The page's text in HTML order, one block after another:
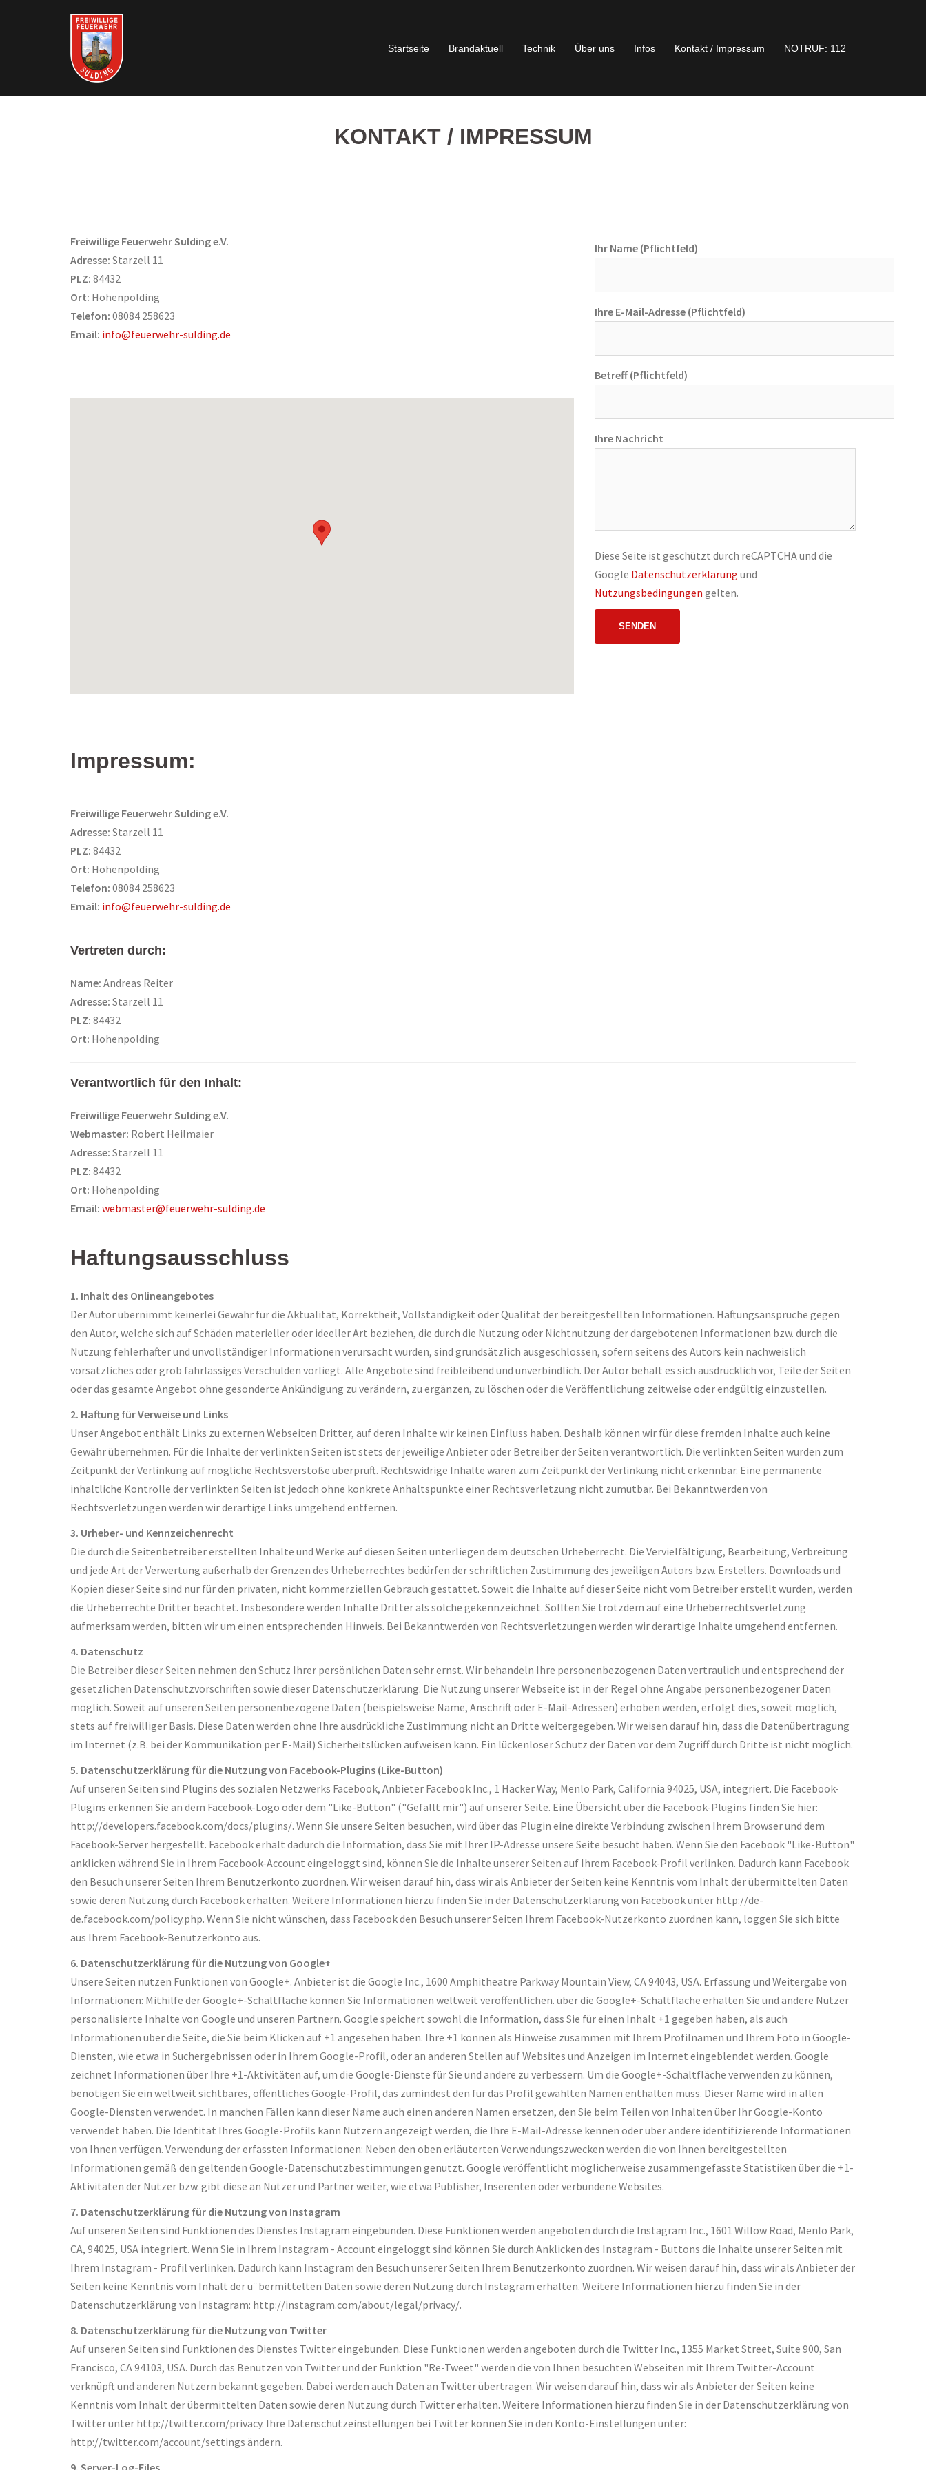
Startseite Brandaktuell Technik Über uns Infos Kontakt / Impressum NOTRUF: 112
KONTAKT / IMPRESSUM
Freiwillige Feuerwehr Sulding e.V.
Adresse: Starzell 11
PLZ: 84432
Ort: Hohenpolding
Telefon: 08084 258623
Email: info@feuerwehr-sulding.de
Ihr Name (Pflichtfeld)
Ihre E-Mail-Adresse (Pflichtfeld)
Betreff (Pflichtfeld)
Ihre Nachricht
Diese Seite ist geschützt durch reCAPTCHA und die
Google Datenschutzerklärung und
Nutzungsbedingungen gelten.
Impressum:
Freiwillige Feuerwehr Sulding e.V.
Adresse: Starzell 11
PLZ: 84432
Ort: Hohenpolding
Telefon: 08084 258623
Email: info@feuerwehr-sulding.de
Vertreten durch:
Name: Andreas Reiter
Adresse: Starzell 11
PLZ: 84432
Ort: Hohenpolding
Verantwortlich für den Inhalt:
Freiwillige Feuerwehr Sulding e.V.
Webmaster: Robert Heilmaier
Adresse: Starzell 11
PLZ: 84432
Ort: Hohenpolding
Email: webmaster@feuerwehr-sulding.de
Haftungsausschluss
1. Inhalt des Onlineangebotes
Der Autor übernimmt keinerlei Gewähr für die Aktualität, Korrektheit, Vollständigkeit oder Qualität der bereitgestellten Informationen. Haftungsansprüche gegen
den Autor, welche sich auf Schäden materieller oder ideeller Art beziehen, die durch die Nutzung oder Nichtnutzung der dargebotenen Informationen bzw. durch die
Nutzung fehlerhafter und unvollständiger Informationen verursacht wurden, sind grundsätzlich ausgeschlossen, sofern seitens des Autors kein nachweislich
vorsätzliches oder grob fahrlässiges Verschulden vorliegt. Alle Angebote sind freibleibend und unverbindlich. Der Autor behält es sich ausdrücklich vor, Teile der Seiten
oder das gesamte Angebot ohne gesonderte Ankündigung zu verändern, zu ergänzen, zu löschen oder die Veröffentlichung zeitweise oder endgültig einzustellen.
2. Haftung für Verweise und Links
Unser Angebot enthält Links zu externen Webseiten Dritter, auf deren Inhalte wir keinen Einfluss haben. Deshalb können wir für diese fremden Inhalte auch keine
Gewähr übernehmen. Für die Inhalte der verlinkten Seiten ist stets der jeweilige Anbieter oder Betreiber der Seiten verantwortlich. Die verlinkten Seiten wurden zum
Zeitpunkt der Verlinkung auf mögliche Rechtsverstöße überprüft. Rechtswidrige Inhalte waren zum Zeitpunkt der Verlinkung nicht erkennbar. Eine permanente
inhaltliche Kontrolle der verlinkten Seiten ist jedoch ohne konkrete Anhaltspunkte einer Rechtsverletzung nicht zumutbar. Bei Bekanntwerden von
Rechtsverletzungen werden wir derartige Links umgehend entfernen.
3. Urheber- und Kennzeichenrecht
Die durch die Seitenbetreiber erstellten Inhalte und Werke auf diesen Seiten unterliegen dem deutschen Urheberrecht. Die Vervielfältigung, Bearbeitung, Verbreitung
und jede Art der Verwertung außerhalb der Grenzen des Urheberrechtes bedürfen der schriftlichen Zustimmung des jeweiligen Autors bzw. Erstellers. Downloads und
Kopien dieser Seite sind nur für den privaten, nicht kommerziellen Gebrauch gestattet. Soweit die Inhalte auf dieser Seite nicht vom Betreiber erstellt wurden, werden
die Urheberrechte Dritter beachtet. Insbesondere werden Inhalte Dritter als solche gekennzeichnet. Sollten Sie trotzdem auf eine Urheberrechtsverletzung
aufmerksam werden, bitten wir um einen entsprechenden Hinweis. Bei Bekanntwerden von Rechtsverletzungen werden wir derartige Inhalte umgehend entfernen.
4. Datenschutz
Die Betreiber dieser Seiten nehmen den Schutz Ihrer persönlichen Daten sehr ernst. Wir behandeln Ihre personenbezogenen Daten vertraulich und entsprechend der
gesetzlichen Datenschutzvorschriften sowie dieser Datenschutzerklärung. Die Nutzung unserer Webseite ist in der Regel ohne Angabe personenbezogener Daten
möglich. Soweit auf unseren Seiten personenbezogene Daten (beispielsweise Name, Anschrift oder E-Mail-Adressen) erhoben werden, erfolgt dies, soweit möglich,
stets auf freiwilliger Basis. Diese Daten werden ohne Ihre ausdrückliche Zustimmung nicht an Dritte weitergegeben. Wir weisen darauf hin, dass die Datenübertragung
im Internet (z.B. bei der Kommunikation per E-Mail) Sicherheitslücken aufweisen kann. Ein lückenloser Schutz der Daten vor dem Zugriff durch Dritte ist nicht möglich.
5. Datenschutzerklärung für die Nutzung von Facebook-Plugins (Like-Button)
Auf unseren Seiten sind Plugins des sozialen Netzwerks Facebook, Anbieter Facebook Inc., 1 Hacker Way, Menlo Park, California 94025, USA, integriert. Die Facebook-
Plugins erkennen Sie an dem Facebook-Logo oder dem "Like-Button" ("Gefällt mir") auf unserer Seite. Eine Übersicht über die Facebook-Plugins finden Sie hier:
http://developers.facebook.com/docs/plugins/. Wenn Sie unsere Seiten besuchen, wird über das Plugin eine direkte Verbindung zwischen Ihrem Browser und dem
Facebook-Server hergestellt. Facebook erhält dadurch die Information, dass Sie mit Ihrer IP-Adresse unsere Seite besucht haben. Wenn Sie den Facebook "Like-Button"
anklicken während Sie in Ihrem Facebook-Account eingeloggt sind, können Sie die Inhalte unserer Seiten auf Ihrem Facebook-Profil verlinken. Dadurch kann Facebook
den Besuch unserer Seiten Ihrem Benutzerkonto zuordnen. Wir weisen darauf hin, dass wir als Anbieter der Seiten keine Kenntnis vom Inhalt der übermittelten Daten
sowie deren Nutzung durch Facebook erhalten. Weitere Informationen hierzu finden Sie in der Datenschutzerklärung von Facebook unter http://de-
de.facebook.com/policy.php. Wenn Sie nicht wünschen, dass Facebook den Besuch unserer Seiten Ihrem Facebook-Nutzerkonto zuordnen kann, loggen Sie sich bitte
aus Ihrem Facebook-Benutzerkonto aus.
6. Datenschutzerklärung für die Nutzung von Google+
Unsere Seiten nutzen Funktionen von Google+. Anbieter ist die Google Inc., 1600 Amphitheatre Parkway Mountain View, CA 94043, USA. Erfassung und Weitergabe von
Informationen: Mithilfe der Google+-Schaltfläche können Sie Informationen weltweit veröffentlichen. über die Google+-Schaltfläche erhalten Sie und andere Nutzer
personalisierte Inhalte von Google und unseren Partnern. Google speichert sowohl die Information, dass Sie für einen Inhalt +1 gegeben haben, als auch
Informationen über die Seite, die Sie beim Klicken auf +1 angesehen haben. Ihre +1 können als Hinweise zusammen mit Ihrem Profilnamen und Ihrem Foto in Google-
Diensten, wie etwa in Suchergebnissen oder in Ihrem Google-Profil, oder an anderen Stellen auf Websites und Anzeigen im Internet eingeblendet werden. Google
zeichnet Informationen über Ihre +1-Aktivitäten auf, um die Google-Dienste für Sie und andere zu verbessern. Um die Google+-Schaltfläche verwenden zu können,
benötigen Sie ein weltweit sichtbares, öffentliches Google-Profil, das zumindest den für das Profil gewählten Namen enthalten muss. Dieser Name wird in allen
Google-Diensten verwendet. In manchen Fällen kann dieser Name auch einen anderen Namen ersetzen, den Sie beim Teilen von Inhalten über Ihr Google-Konto
verwendet haben. Die Identität Ihres Google-Profils kann Nutzern angezeigt werden, die Ihre E-Mail-Adresse kennen oder über andere identifizierende Informationen
von Ihnen verfügen. Verwendung der erfassten Informationen: Neben den oben erläuterten Verwendungszwecken werden die von Ihnen bereitgestellten
Informationen gemäß den geltenden Google-Datenschutzbestimmungen genutzt. Google veröffentlicht möglicherweise zusammengefasste Statistiken über die +1-
Aktivitäten der Nutzer bzw. gibt diese an Nutzer und Partner weiter, wie etwa Publisher, Inserenten oder verbundene Websites.
7. Datenschutzerklärung für die Nutzung von Instagram
Auf unseren Seiten sind Funktionen des Dienstes Instagram eingebunden. Diese Funktionen werden angeboten durch die Instagram Inc., 1601 Willow Road, Menlo Park,
CA, 94025, USA integriert. Wenn Sie in Ihrem Instagram - Account eingeloggt sind können Sie durch Anklicken des Instagram - Buttons die Inhalte unserer Seiten mit
Ihrem Instagram - Profil verlinken. Dadurch kann Instagram den Besuch unserer Seiten Ihrem Benutzerkonto zuordnen. Wir weisen darauf hin, dass wir als Anbieter der
Seiten keine Kenntnis vom Inhalt der u¨bermittelten Daten sowie deren Nutzung durch Instagram erhalten. Weitere Informationen hierzu finden Sie in der
Datenschutzerklärung von Instagram: http://instagram.com/about/legal/privacy/.
8. Datenschutzerklärung für die Nutzung von Twitter
Auf unseren Seiten sind Funktionen des Dienstes Twitter eingebunden. Diese Funktionen werden angeboten durch die Twitter Inc., 1355 Market Street, Suite 900, San
Francisco, CA 94103, USA. Durch das Benutzen von Twitter und der Funktion "Re-Tweet" werden die von Ihnen besuchten Webseiten mit Ihrem Twitter-Account
verknüpft und anderen Nutzern bekannt gegeben. Dabei werden auch Daten an Twitter übertragen. Wir weisen darauf hin, dass wir als Anbieter der Seiten keine
Kenntnis vom Inhalt der übermittelten Daten sowie deren Nutzung durch Twitter erhalten. Weitere Informationen hierzu finden Sie in der Datenschutzerklärung von
Twitter unter http://twitter.com/privacy. Ihre Datenschutzeinstellungen bei Twitter können Sie in den Konto-Einstellungen unter:
http://twitter.com/account/settings ändern.
9. Server-Log-Files